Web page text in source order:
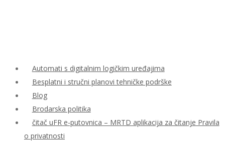
Automati s digitalnim logičkim uređajima
Besplatni i stručni planovi tehničke podrške
Blog
Brodarska politika
čitač uFR e-putovnica – MRTD aplikacija za čitanje Pravila
o privatnosti